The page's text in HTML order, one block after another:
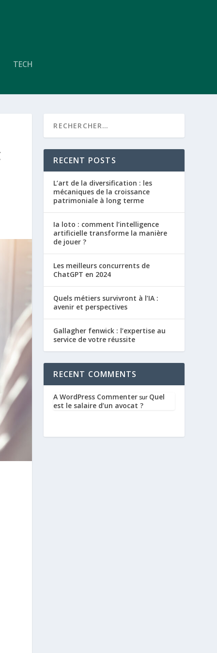
TECH
RECENT POSTS
L’art de la diversification : les
mécaniques de la croissance
patrimoniale à long terme
Ia loto : comment l’intelligence
artificielle transforme la manière
de jouer ?
Les meilleurs concurrents de
ChatGPT en 2024
Quels métiers survivront à l’IA :
avenir et perspectives
Gallagher fenwick : l’expertise au
service de votre réussite
RECENT COMMENTS
A WordPress Commenter sur Quel
est le salaire d’un avocat ?